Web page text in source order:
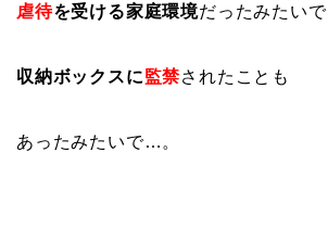
虐待を受ける家庭環境だったみたいで
収納ボックスに監禁されたことも
あったみたいで…。